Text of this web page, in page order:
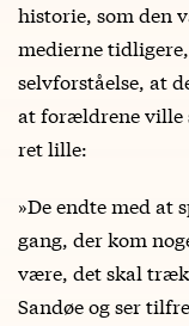
historie, som den
medierne
selvforståelse, at
at forældrene ville
ret lille:
»De endte med
gang, der kom
være, det skal
Sandøe og ser